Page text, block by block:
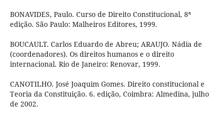
BONAVIDES, Paulo. Curso de Direito Constitucional, 8ª
edição. São Paulo: Malheiros Editores, 1999.
BOUCAULT. Carlos Eduardo de Abreu; ARAUJO. Nádia de
(coordenadores). Os direitos humanos e o direito
internacional. Rio de Janeiro: Renovar, 1999.
CANOTILHO. José Joaquim Gomes. Direito constitucional e
Teoria da Constituição. 6. edição, Coimbra: Almedina, julho
de 2002.